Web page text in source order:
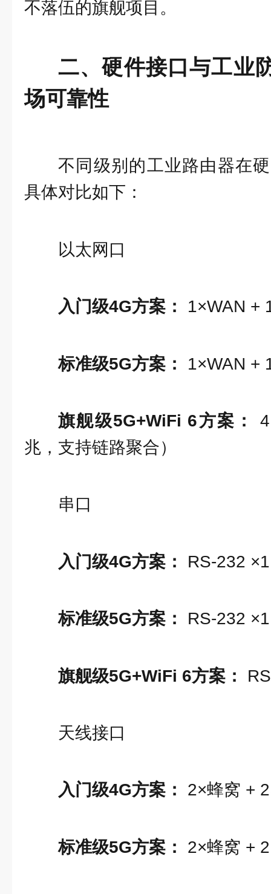
不落伍的旗舰项目。
二、硬件接口与工业
场可靠性
不同级别的工业路由器在
具体对比如下：
以太网口
入门级4G方案： 1×WAN +
标准级5G方案： 1×WAN +
旗舰级5G+WiFi 6方案：
兆，支持链路聚合）
串口
入门级4G方案： RS-232
标准级5G方案： RS-232
旗舰级5G+WiFi 6方案：
天线接口
入门级4G方案： 2×蜂窝 +
标准级5G方案： 2×蜂窝 +